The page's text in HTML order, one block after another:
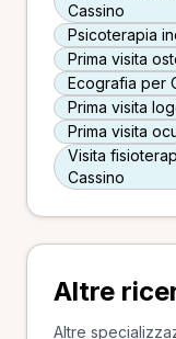
Cassino
Psicoterapia
Prima visita
Ecografia per
Prima visita
Prima visita
Visita
Cassino
Altre
Altre